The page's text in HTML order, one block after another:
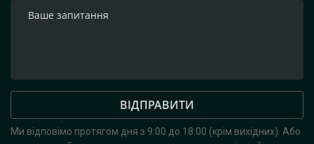
ВІДПРАВИТИ
Ми відповімо протягом дня з 9:00 до 18:00 (крім вихідних). Або